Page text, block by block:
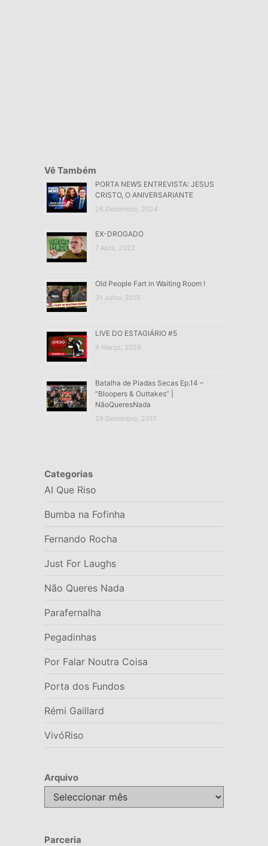
Vê Também
PORTA NEWS ENTREVISTA: JESUS
CRISTO, O ANIVERSARIANTE
26 Dezembro, 2024
EX-DROGADO
7 Abril, 2022
Old People Fart in Waiting Room !
31 Julho, 2015
LIVE DO ESTAGIÁRIO #5
9 Março, 2026
Batalha de Piadas Secas Ep.14 –
“Bloopers & Outtakes” |
NãoQueresNada
29 Dezembro, 2017
Categorias
AI Que Riso
Bumba na Fofinha
Fernando Rocha
Just For Laughs
Não Queres Nada
Parafernalha
Pegadinhas
Por Falar Noutra Coisa
Porta dos Fundos
Rémi Gaillard
VivóRiso
Arquivo
Arquivo
Parceria